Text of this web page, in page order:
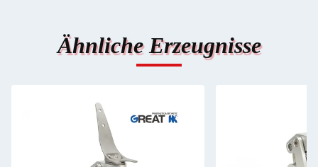
Ähnliche Erzeugnisse